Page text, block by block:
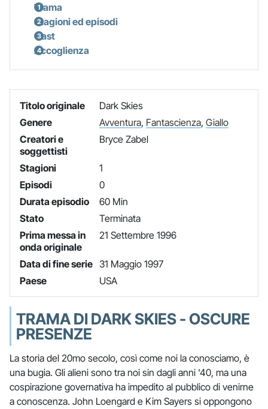
Trama
Stagioni ed episodi
Cast
Accoglienza
Titolo originale
Dark Skies
Genere
Avventura, Fantascienza, Giallo
Creatori e
soggettisti
Bryce Zabel
Stagioni
1
Episodi
0
Durata episodio
60 Min
Stato
Terminata
Prima messa in
onda originale
21 Settembre 1996
Data di fine serie 31 Maggio 1997
Paese
USA
TRAMA DI DARK SKIES - OSCURE
PRESENZE
La storia del 20mo secolo, così come noi la conosciamo, è
una bugia. Gli alieni sono tra noi sin dagli anni '40, ma una
cospirazione governativa ha impedito al pubblico di venirne
a conoscenza. John Loengard e Kim Sayers si oppongono